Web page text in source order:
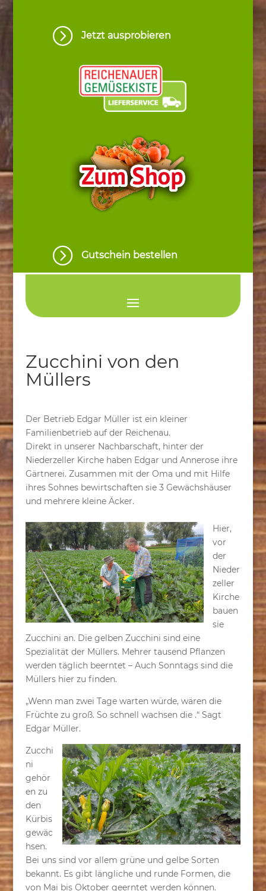
= Jetzt ausprobieren
= Gutschein bestellen
Zucchini von den
Müllers
Der Betrieb Edgar Müller ist ein kleiner
Familienbetrieb auf der Reichenau.
Direkt in unserer Nachbarschaft, hinter der
Niederzeller Kirche haben Edgar und Annerose ihre
Gärtnerei. Zusammen mit der Oma und mit Hilfe
ihres Sohnes bewirtschaften sie 3 Gewächshäuser
und mehrere kleine Äcker.
Hier,
vor
der
Nieder
zeller
Kirche
bauen
sie
Zucchini an. Die gelben Zucchini sind eine
Spezialität der Müllers. Mehrer tausend Pflanzen
werden täglich beerntet – Auch Sonntags sind die
Müllers hier zu finden.
„Wenn man zwei Tage warten würde, wären die
Früchte zu groß. So schnell wachsen die .“ Sagt
Edgar Müller.
Zucchi
ni
gehör
en zu
den
Kürbis
gewäc
hsen.
Bei uns sind vor allem grüne und gelbe Sorten
bekannt. Es gibt längliche und runde Formen, die
von Mai bis Oktober geerntet werden können.